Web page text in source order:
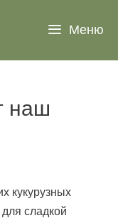
Меню
наш
кукурузных
сладкой